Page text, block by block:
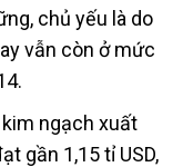
chủ yếu là do
vẫn còn ở mức
ngạch xuất
gần 1,15 tỉ USD,